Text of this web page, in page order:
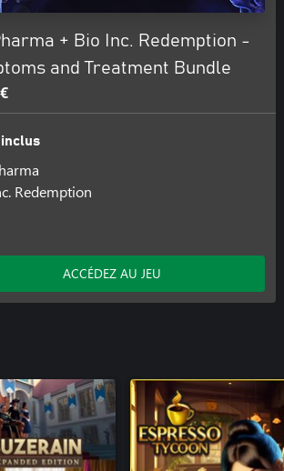
+ Bio Inc. Redemption -
and Treatment Bundle
Redemption
ACCÉDEZ AU JEU